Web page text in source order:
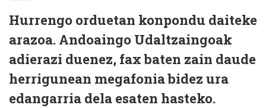
Hurrengo orduetan konpondu daiteke
arazoa. Andoaingo Udaltzaingoak
adierazi duenez, fax baten zain daude
herrigunean megafonia bidez ura
edangarria dela esaten hasteko.